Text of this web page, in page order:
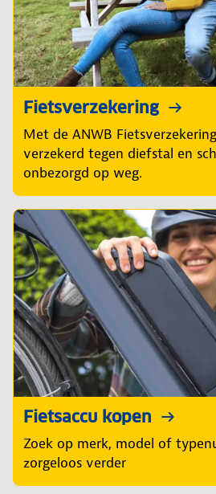
Fietsverzekering
Met de ANWB
verzekerd tegen diefstal en
onbezorgd op weg.
Fietsaccu kopen
Zoek op merk, model of
zorgeloos verder